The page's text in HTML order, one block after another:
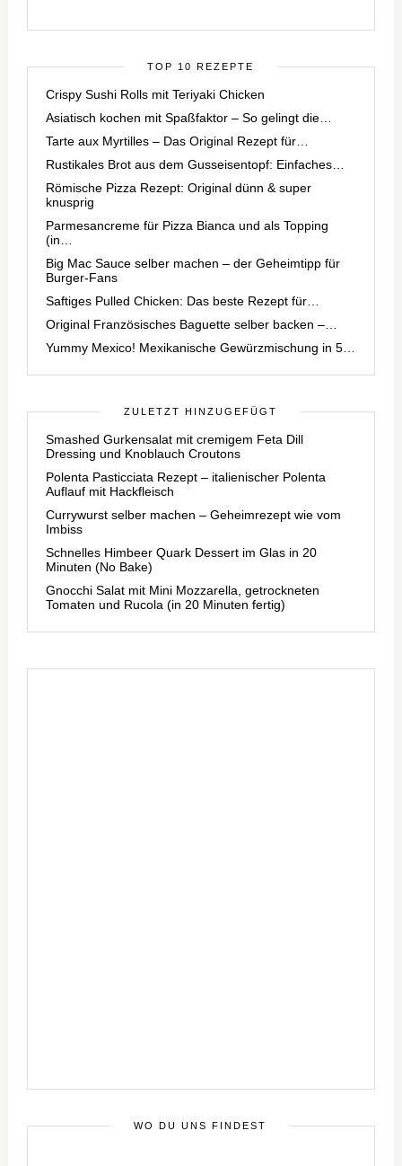
TOP 10 REZEPTE
Crispy Sushi Rolls mit Teriyaki Chicken
Asiatisch kochen mit Spaßfaktor – So gelingt die…
Tarte aux Myrtilles – Das Original Rezept für…
Rustikales Brot aus dem Gusseisentopf: Einfaches…
Römische Pizza Rezept: Original dünn & super
knusprig
Parmesancreme für Pizza Bianca und als Topping
(in…
Big Mac Sauce selber machen – der Geheimtipp für
Burger-Fans
Saftiges Pulled Chicken: Das beste Rezept für…
Original Französisches Baguette selber backen –…
Yummy Mexico! Mexikanische Gewürzmischung in 5…
ZULETZT HINZUGEFÜGT
Smashed Gurkensalat mit cremigem Feta Dill
Dressing und Knoblauch Croutons
Polenta Pasticciata Rezept – italienischer Polenta
Auflauf mit Hackfleisch
Currywurst selber machen – Geheimrezept wie vom
Imbiss
Schnelles Himbeer Quark Dessert im Glas in 20
Minuten (No Bake)
Gnocchi Salat mit Mini Mozzarella, getrockneten
Tomaten und Rucola (in 20 Minuten fertig)
WO DU UNS FINDEST